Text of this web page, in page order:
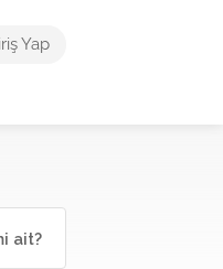
Yap
ait?